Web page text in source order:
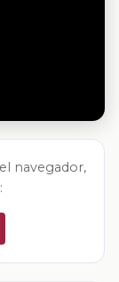
navegador,